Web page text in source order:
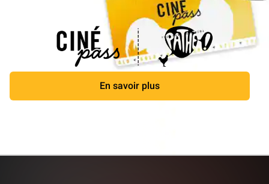
En savoir plus